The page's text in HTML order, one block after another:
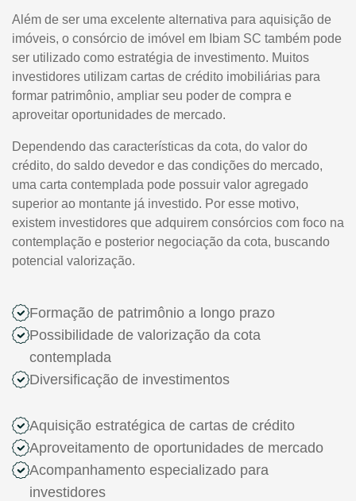
Além de ser uma excelente alternativa para aquisição de
imóveis, o consórcio de imóvel em Ibiam SC também pode
ser utilizado como estratégia de investimento. Muitos
investidores utilizam cartas de crédito imobiliárias para
formar patrimônio, ampliar seu poder de compra e
aproveitar oportunidades de mercado.
Dependendo das características da cota, do valor do
crédito, do saldo devedor e das condições do mercado,
uma carta contemplada pode possuir valor agregado
superior ao montante já investido. Por esse motivo,
existem investidores que adquirem consórcios com foco na
contemplação e posterior negociação da cota, buscando
potencial valorização.
Formação de patrimônio a longo prazo
Possibilidade de valorização da cota
contemplada
Diversificação de investimentos
Aquisição estratégica de cartas de crédito
Aproveitamento de oportunidades de mercado
Acompanhamento especializado para
investidores